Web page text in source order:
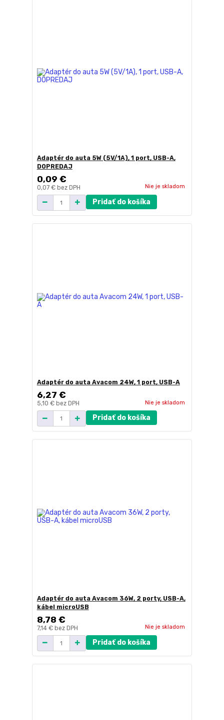
Adaptér do auta 5W (5V/1A), 1 port, USB-A,
DOPREDAJ
0,09 €
0,07 € bez DPH Nie je skladom
Pridať do košíka
Adaptér do auta Avacom 24W, 1 port, USB-A
6,27 €
5,10 € bez DPH Nie je skladom
Pridať do košíka
Adaptér do auta Avacom 36W, 2 porty, USB-A,
kábel microUSB
8,78 €
7,14 € bez DPH Nie je skladom
Pridať do košíka